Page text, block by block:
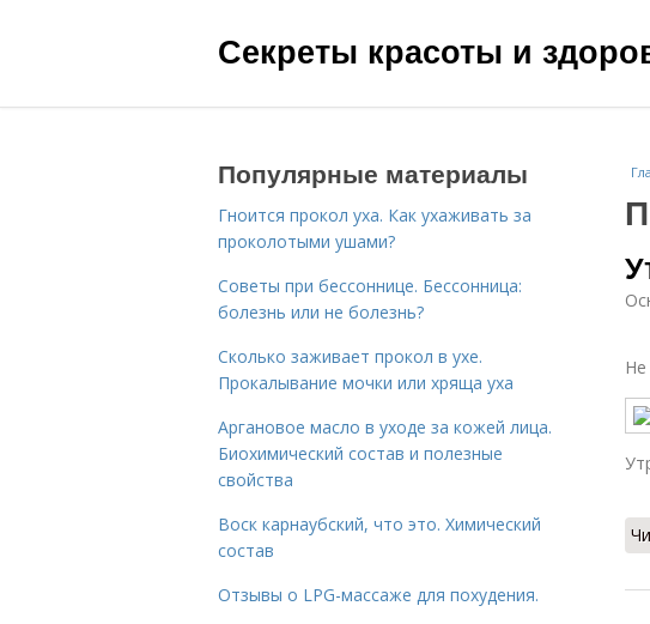
Секреты красоты и
Не
Популярные материалы
Гноится прокол уха. Как ухаживать за
проколотыми ушами?
Советы при бессоннице. Бессонница:
болезнь или не болезнь?
Сколько заживает прокол в ухе.
Прокалывание мочки или хряща уха
Аргановое масло в уходе за кожей лица.
Биохимический состав и полезные
свойства
Воск карнаубский, что это. Химический
состав
Отзывы о LPG-массаже для похудения.